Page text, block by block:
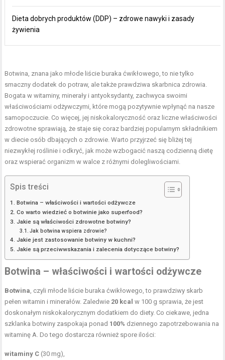
Dieta dobrych produktów (DDP) – zdrowe nawyki i zasady
żywienia
Botwina, znana jako młode liście buraka ćwikłowego, to nie tylko
smaczny dodatek do potraw, ale także prawdziwa skarbnica zdrowia.
Bogata w witaminy, minerały i antyoksydanty, zachwyca swoimi
właściwościami odżywczymi, które mogą pozytywnie wpłynąć na nasze
samopoczucie. Co więcej, jej niskokaloryczność oraz liczne właściwości
zdrowotne sprawiają, że staje się coraz bardziej popularnym składnikiem
w diecie osób dbających o zdrowie. Warto przyjrzeć się bliżej tej
niezwykłej roślinie i odkryć, jak może wzbogacić naszą codzienną dietę
oraz wspierać organizm w walce z różnymi dolegliwościami.
Spis treści
Botwina – właściwości i wartości odżywcze
Co warto wiedzieć o botwinie jako superfood?
Jakie są właściwości zdrowotne botwiny?
Jak botwina wspiera zdrowie?
Jakie jest zastosowanie botwiny w kuchni?
Jakie są przeciwwskazania i zalecenia dotyczące botwiny?
Botwina – właściwości i wartości odżywcze
Botwina, czyli młode liście buraka ćwikłowego, to prawdziwy skarb
pełen witamin i minerałów. Zaledwie 20 kcal w 100 g sprawia, że jest
doskonałym niskokalorycznym dodatkiem do diety. Co ciekawe, jedna
szklanka botwiny zaspokaja ponad 100% dziennego zapotrzebowania na
witaminę A. Do tego dostarcza również spore ilości:
witaminy C (30 mg),